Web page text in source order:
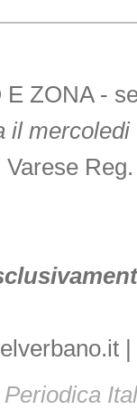
ZONA -
il mercoledi